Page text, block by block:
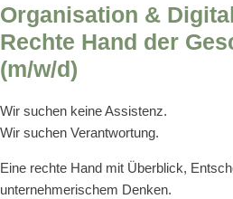
Organisation &
Rechte Hand der
(m/w/d)
Wir suchen keine Assistenz.
Wir suchen Verantwortung.
Eine rechte Hand mit Überblick,
unternehmerischem Denken.